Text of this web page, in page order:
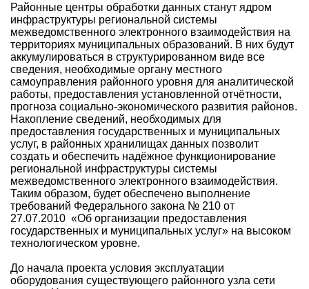
Районные центры обработки данных станут ядром
инфраструктуры региональной системы
межведомственного электронного взаимодействия на
территориях муниципальных образований. В них будут
аккумулироваться в структурированном виде все
сведения, необходимые органу местного
самоуправления районного уровня для аналитической
работы, предоставления установленной отчётности,
прогноза социально-экономического развития районов.
Накопление сведений, необходимых для
предоставления государственных и муниципальных
услуг, в районных хранилищах данных позволит
создать и обеспечить надёжное функционирование
региональной инфраструктуры системы
межведомственного электронного взаимодействия.
Таким образом, будет обеспечено выполнение
требований Федерального закона № 210 от
27.07.2010 «Об организации предоставления
государственных и муниципальных услуг» на высоком
технологическом уровне.
До начала проекта условия эксплуатации
оборудования существующего районного узла сети